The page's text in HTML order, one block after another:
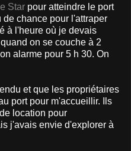
Star pour atteindre le port
chance pour l'attraper
à l'heure où je devais
on se couche à 2
alarme pour 5 h 30. On
et que les propriétaires
port pour m'accueillir. Ils
location pour
j'avais envie d'explorer à